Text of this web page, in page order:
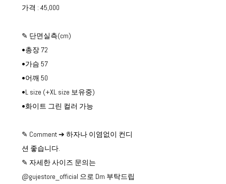
가격 : 45,000
✎ 단면실측(cm)
•총장 72
•가슴 57
•어깨 50
•L size (+XL size 보유중)
•화이트 그린 컬러 가능
✎ Comment ➔ 하자나 이염없이 컨디
션 좋습니다.
✎ 자세한 사이즈 문의는
@gujestore_official 으로 Dm 부탁드립